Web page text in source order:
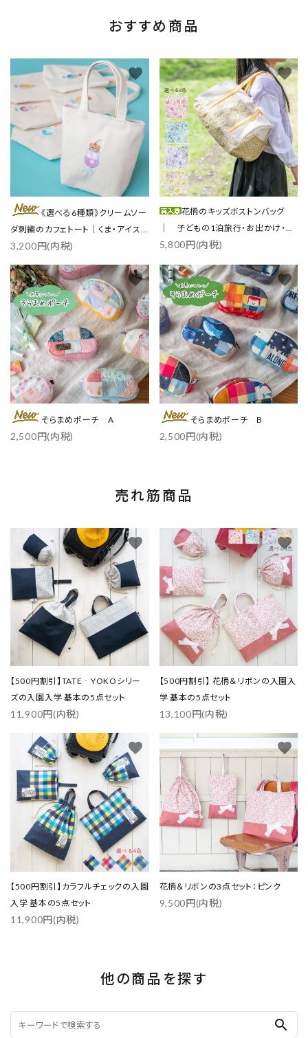
おすすめ商品
《選べる6種類》クリームソー
ダ刺繍のカフェトート｜くま・アイス
／各3色
3,200円(内税)
favorite
花柄のキッズボストンバッグ
｜ 子どもの1泊旅行・お出かけ・ス
ポーツに
5,800円(内税)
favorite
そらまめポーチ A
2,500円(内税)
favorite
そらまめポーチ B
2,500円(内税)
favorite
売れ筋商品
【500円割引】TATE‐YOKOシリー
ズの入園入学 基本の5点セット
11,900円(内税)
favorite
【500円割引】 花柄＆リボンの入園入
学 基本の5点セット
13,100円(内税)
favorite
【500円割引】カラフルチェックの入園
入学 基本の5点セット
11,900円(内税)
favorite
花柄＆リボンの3点セット：ピンク
9,500円(内税)
favorite
他の商品を探す
search